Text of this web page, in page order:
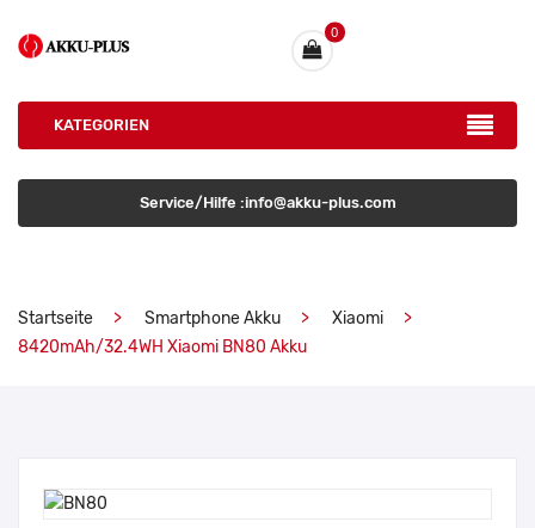
0
KATEGORIEN
Service/Hilfe :info@akku-plus.com
Startseite Smartphone Akku
Xiaomi
8420mAh/32.4WH Xiaomi BN80 Akku